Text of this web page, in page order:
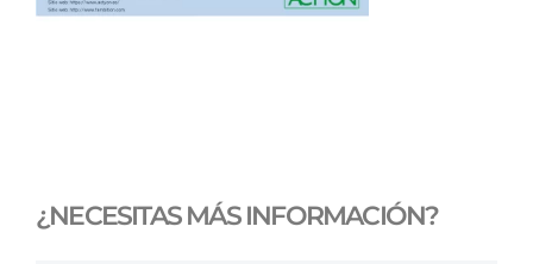
¿NECESITAS MÁS INFORMACIÓN?